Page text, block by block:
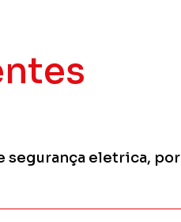
segurança eletrica, por